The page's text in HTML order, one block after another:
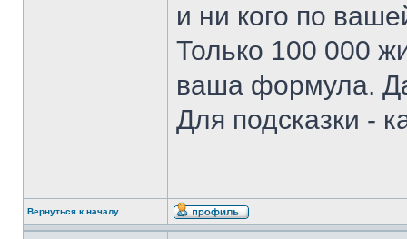
и ни кого по
Только 100 000
ваша формула.
Для подсказки -
Вернуться к началу